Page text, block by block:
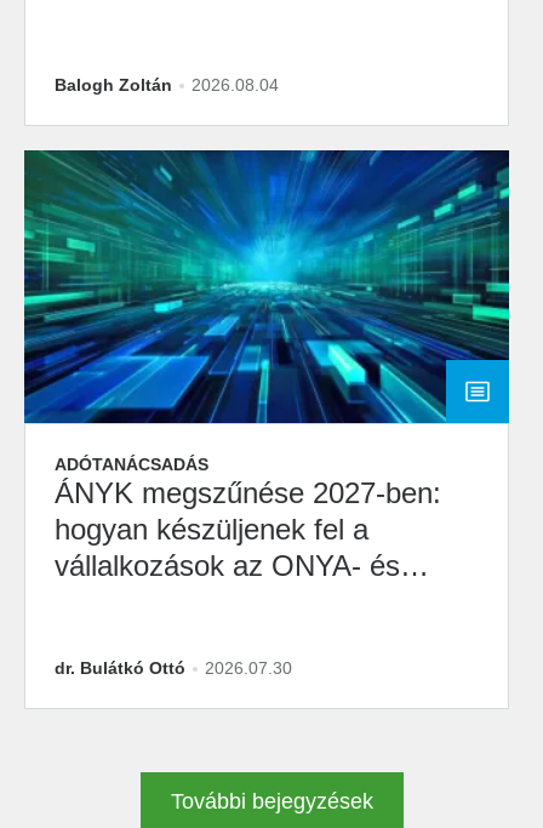
Balogh Zoltán 2026.08.04
ADÓTANÁCSADÁS
ÁNYK megszűnése 2027-ben:
hogyan készüljenek fel a
vállalkozások az ONYA- és
dr. Bulátkó Ottó 2026.07.30
További bejegyzések